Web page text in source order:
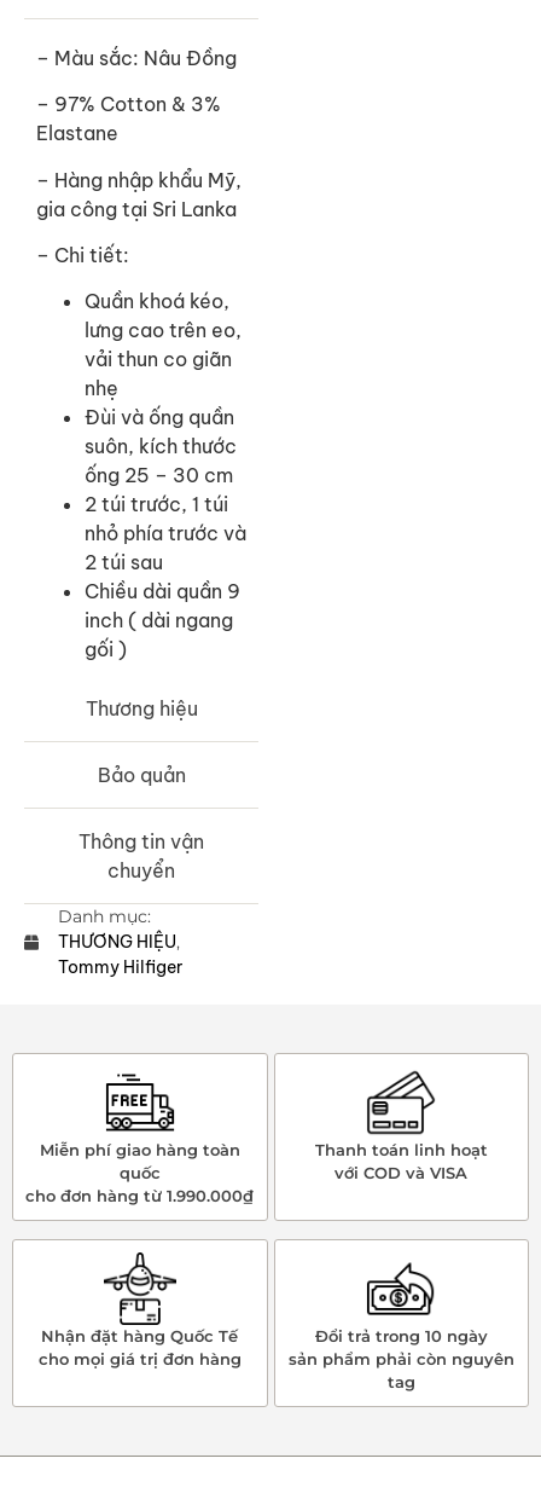
Thương hiệu
Bảo quản
Thông tin vận
chuyển
– Màu sắc: Nâu Đồng
– 97% Cotton & 3%
Elastane
– Hàng nhập khẩu Mỹ,
gia công tại Sri Lanka
– Chi tiết:
Quần khoá kéo,
lưng cao trên eo,
vải thun co giãn
nhẹ
Đùi và ống quần
suôn, kích thước
ống 25 – 30 cm
2 túi trước, 1 túi
nhỏ phía trước và
2 túi sau
Chiều dài quần 9
inch ( dài ngang
gối )
Danh mục:
THƯƠNG HIỆU,
Tommy Hilfiger
Miễn phí giao hàng toàn
quốc
cho đơn hàng từ 1.990.000₫
Thanh toán linh hoạt
với COD và VISA
Nhận đặt hàng Quốc Tế
cho mọi giá trị đơn hàng
Đổi trả trong 10 ngày
sản phẩm phải còn nguyên
tag